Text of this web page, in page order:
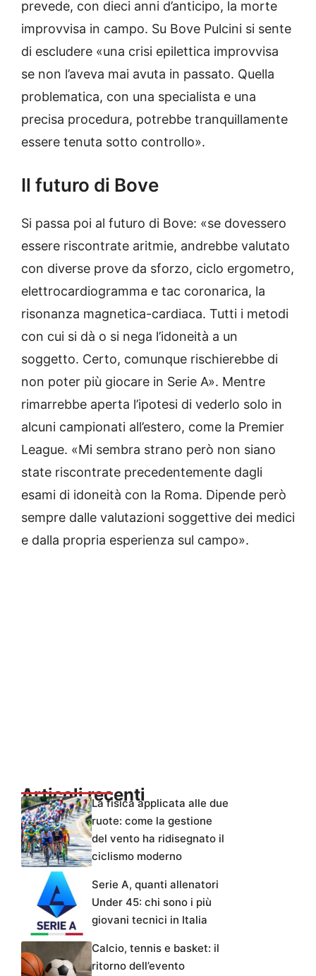
prevede, con dieci anni d’anticipo, la morte
improvvisa in campo. Su Bove Pulcini si sente
di escludere «una crisi epilettica improvvisa
se non l’aveva mai avuta in passato. Quella
problematica, con una specialista e una
precisa procedura, potrebbe tranquillamente
essere tenuta sotto controllo».
Il futuro di Bove
Si passa poi al futuro di Bove: «se dovessero
essere riscontrate aritmie, andrebbe valutato
con diverse prove da sforzo, ciclo ergometro,
elettrocardiogramma e tac coronarica, la
risonanza magnetica-cardiaca. Tutti i metodi
con cui si dà o si nega l’idoneità a un
soggetto. Certo, comunque rischierebbe di
non poter più giocare in Serie A». Mentre
rimarrebbe aperta l’ipotesi di vederlo solo in
alcuni campionati all’estero, come la Premier
League. «Mi sembra strano però non siano
state riscontrate precedentemente dagli
esami di idoneità con la Roma. Dipende però
sempre dalle valutazioni soggettive dei medici
e dalla propria esperienza sul campo».
Articoli recentiLa fisica applicata alle due
ruote: come la gestione
del vento ha ridisegnato il
ciclismo moderno
Serie A, quanti allenatori
Under 45: chi sono i più
giovani tecnici in Italia
Calcio, tennis e basket: il
ritorno dell’evento